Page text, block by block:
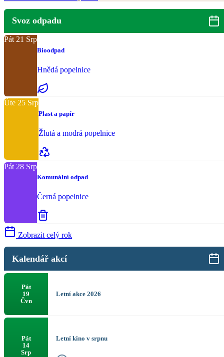
Svoz odpadu
Pát 21 Srp
Bioodpad
Hnědá popelnice
Úte 25 Srp
Plast a papír
Žlutá a modrá popelnice
Pát 28 Srp
Komunální odpad
Černá popelnice
Zobrazit celý rok
Kalendář akcí
Pát
19
Čvn
Letní akce 2026
Pát
14
Srp
Letní kino v srpnu